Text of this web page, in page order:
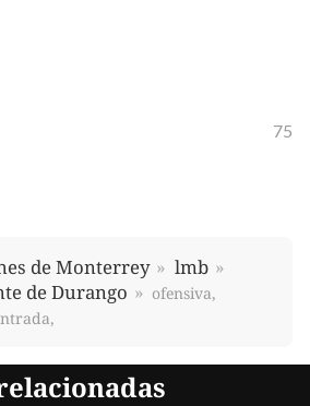
75
de Monterrey
lmb
de Durango
ofensiva,